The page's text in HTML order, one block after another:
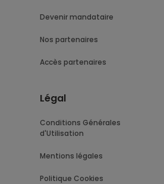
Devenir mandataire
Nos partenaires
Accès partenaires
Légal
Conditions Générales
d'Utilisation
Mentions légales
Politique Cookies